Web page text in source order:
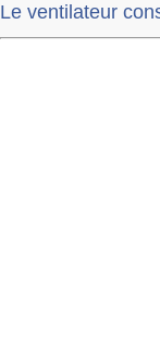
Le ventilateur